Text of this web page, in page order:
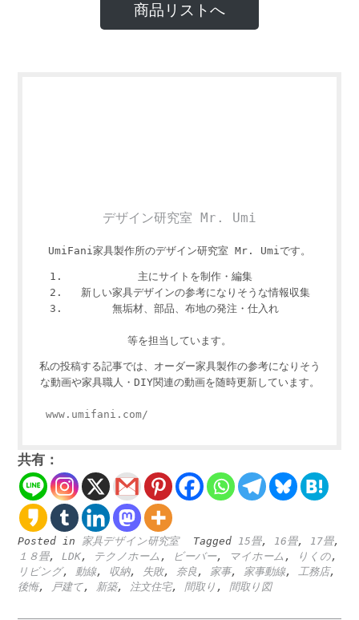
商品リストへ
デザイン研究室 Mr. Umi
UmiFani家具製作所のデザイン研究室 Mr. Umiです。
主にサイトを制作・編集
新しい家具デザインの参考になりそうな情報収集
無垢材、部品、布地の発注・仕入れ
等を担当しています。
私の投稿する記事では、オーダー家具製作の参考になりそう
な動画や家具職人・DIY関連の動画を随時更新しています。
www.umifani.com/
共有：
Posted in 家具デザイン研究室 Tagged 15畳, 16畳, 17畳,
１８畳, LDK, テクノホーム , ビーバー, マイホーム , りくの,
リビング, 動線, 収納, 失敗, 奈良 , 家事, 家事動線, 工務店,
後悔, 戸建て, 新築, 注文住宅, 間取り , 間取り図